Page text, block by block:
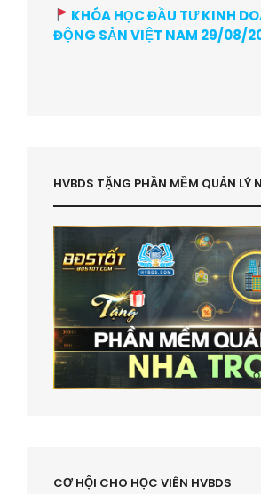
KHÓA HỌC ĐẦU TƯ KINH
ĐỘNG SẢN VIỆT NAM 29/08/
HVBDS TẶNG PHẦN MỀM QUẢN LÝ
CƠ HỘI CHO HỌC VIÊN HVBDS